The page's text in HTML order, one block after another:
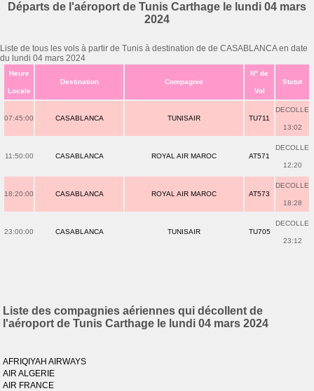
Départs de l'aéroport de Tunis Carthage le lundi 04 mars
2024
Liste de tous les vols à partir de Tunis à destination de de CASABLANCA en date
du lundi 04 mars 2024
Heure
Locale
Destination Compagnie
N° de
Vol
Statut
07:45:00 CASABLANCA TUNISAIR TU711
DECOLLE
13:02
11:50:00 CASABLANCA ROYAL AIR MAROC AT571
DECOLLE
12:20
18:20:00 CASABLANCA ROYAL AIR MAROC AT573
DECOLLE
18:28
23:00:00 CASABLANCA TUNISAIR TU705
DECOLLE
23:12
Liste des compagnies aériennes qui décollent de
l'aéroport de Tunis Carthage le lundi 04 mars 2024
AFRIQIYAH AIRWAYS
AIR ALGERIE
AIR FRANCE